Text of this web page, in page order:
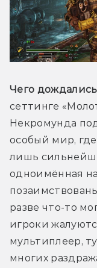
Чего
сеттинге
Некромунда
особый мир,
лишь
одноимённая
разве что-то
игроки
мультиплеер,
многих